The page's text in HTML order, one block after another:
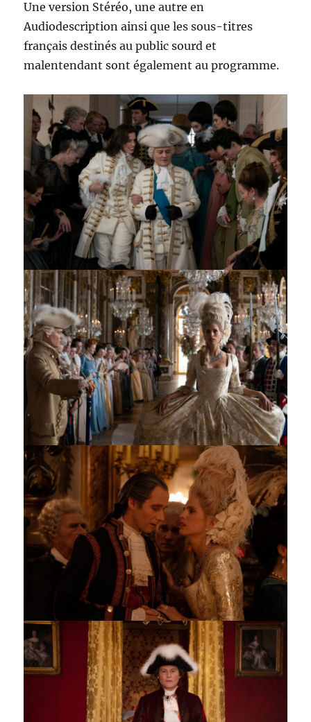
Une version Stéréo, une autre en
Audiodescription ainsi que les sous-titres
français destinés au public sourd et
malentendant sont également au programme.